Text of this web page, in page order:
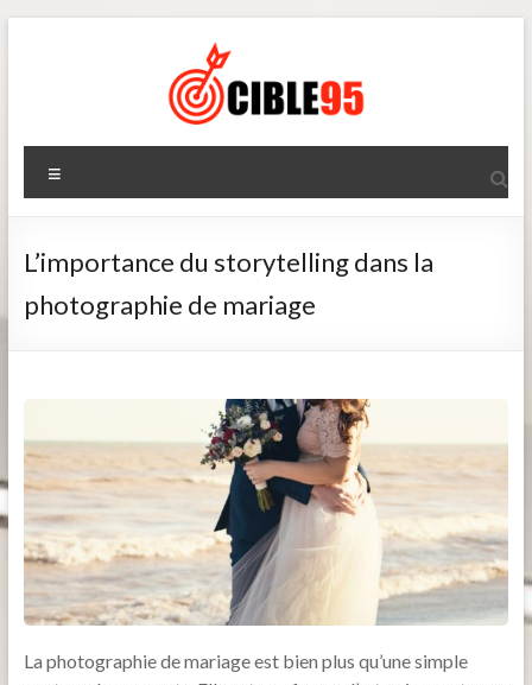
Cible95
L’importance du storytelling dans la
photographie de mariage
La photographie de mariage est bien plus qu’une simple